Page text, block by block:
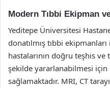
Modern Tıbbi Ekipman
Yeditepe Üniversitesi
donatılmış tıbbi
hastalarının doğru teşhis
şekilde yararlanabilmesi için
sağlamaktadır. MRI, CT